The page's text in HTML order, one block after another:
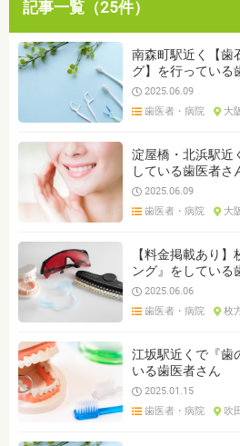
すべて 美容・健康
お役立ち情報
クリア
記事一覧（25件）
南森町駅近く【歯
グ】を行っている
2025.06.09
歯医者・病院
大
淀屋橋・北浜駅近
している歯医者さ
2025.06.09
歯医者・病院
大
【料金掲載あり
ング』をしている
2025.06.06
歯医者・病院
枚
江坂駅近くで『歯
いる歯医者さん
2025.01.15
歯医者・病院
吹